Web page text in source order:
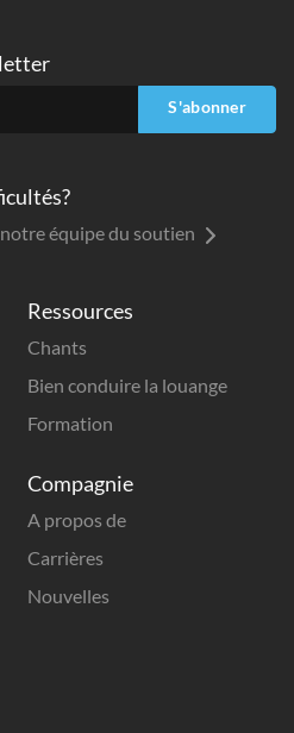
Ressources
Chants
Bien conduire la louange
Formation
Compagnie
A propos de
Carrières
Nouvelles
S'abonner
équipe du soutien